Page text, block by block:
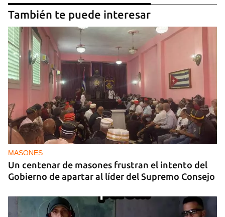
También te puede interesar
MASONES
Un centenar de masones frustran el intento del
Gobierno de apartar al líder del Supremo Consejo